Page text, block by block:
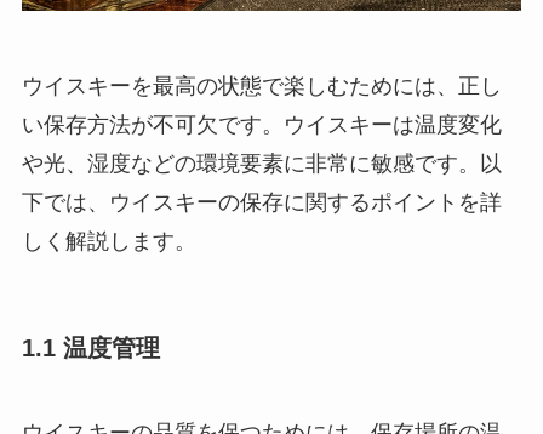
ウイスキーを最高の状態で楽しむためには、正し
い保存方法が不可欠です。ウイスキーは温度変化
や光、湿度などの環境要素に非常に敏感です。以
下では、ウイスキーの保存に関するポイントを詳
しく解説します。
1.1 温度管理